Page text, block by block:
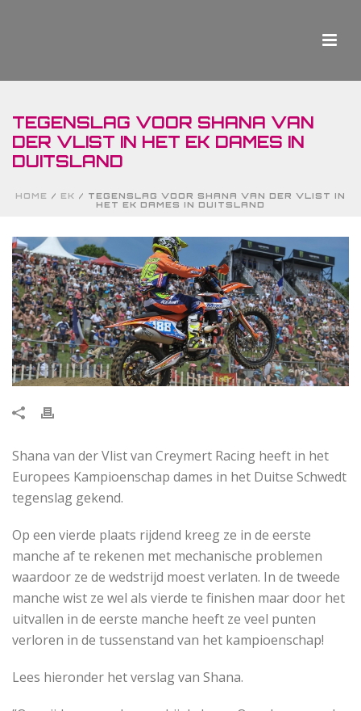
TEGENSLAG VOOR SHANA VAN
DER VLIST IN HET EK DAMES IN
DUITSLAND
HOME / EK / TEGENSLAG VOOR SHANA VAN DER VLIST IN
HET EK DAMES IN DUITSLAND
Shana van der Vlist van Creymert Racing heeft in het
Europees Kampioenschap dames in het Duitse Schwedt
tegenslag gekend.
Op een vierde plaats rijdend kreeg ze in de eerste
manche af te rekenen met mechanische problemen
waardoor ze de wedstrijd moest verlaten. In de tweede
manche wist ze wel als vierde te finishen maar door het
uitvallen in de eerste manche heeft ze veel punten
verloren in de tussenstand van het kampioenschap!
Lees hieronder het verslag van Shana.